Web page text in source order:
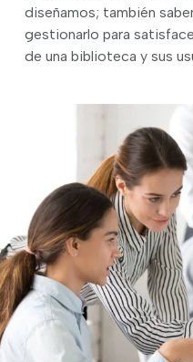
diseñamos; también
gestionarlo para
de una biblioteca y sus